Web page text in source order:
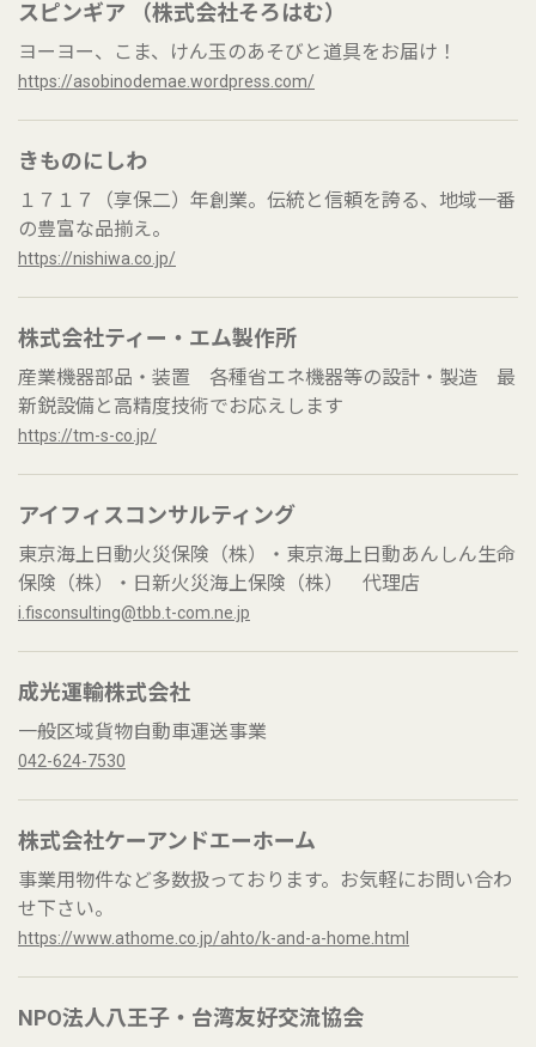
スピンギア （株式会社そろはむ）
ヨーヨー、こま、けん玉のあそびと道具をお届け！
https://asobinodemae.wordpress.com/
きものにしわ
１７１７（享保二）年創業。伝統と信頼を誇る、地域一番
の豊富な品揃え。
https://nishiwa.co.jp/
株式会社ティー・エム製作所
産業機器部品・装置 各種省エネ機器等の設計・製造 最
新鋭設備と高精度技術でお応えします
https://tm-s-co.jp/
アイフィスコンサルティング
東京海上日動火災保険（株）・東京海上日動あんしん生命
保険（株）・日新火災海上保険（株） 代理店
i.fisconsulting@tbb.t-com.ne.jp
成光運輸株式会社
一般区域貨物自動車運送事業
042-624-7530
株式会社ケーアンドエーホーム
事業用物件など多数扱っております。お気軽にお問い合わ
せ下さい。
https://www.athome.co.jp/ahto/k-and-a-home.html
NPO法人八王子・台湾友好交流協会